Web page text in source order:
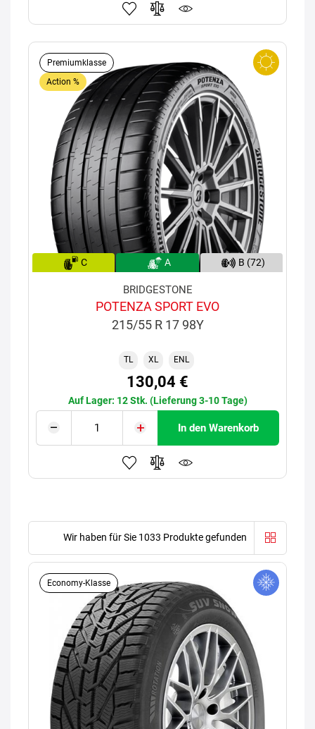
Premiumklasse
Action %
C A B (72)
BRIDGESTONE
POTENZA SPORT EVO
215/55 R 17 98Y
TL XL ENL
130,04 €
Auf Lager: 12 Stk. (Lieferung 3-10 Tage)
In den Warenkorb
Wir haben für Sie 1033 Produkte gefunden
Economy-Klasse